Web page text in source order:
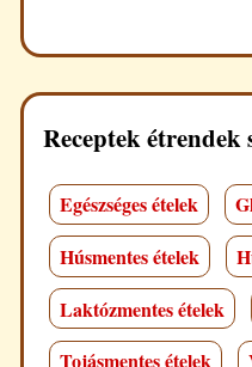
Receptek étrendek
Egészséges ételek
Húsmentes ételek
Laktózmentes ételek
Tojásmentes ételek